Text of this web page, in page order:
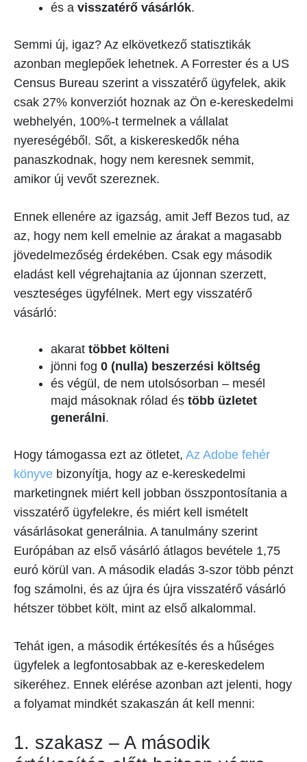
és a visszatérő vásárlók.
Semmi új, igaz? Az elkövetkező statisztikák
azonban meglepőek lehetnek. A Forrester és a US
Census Bureau szerint a visszatérő ügyfelek, akik
csak 27% konverziót hoznak az Ön e-kereskedelmi
webhelyén, 100%-t termelnek a vállalat
nyereségéből. Sőt, a kiskereskedők néha
panaszkodnak, hogy nem keresnek semmit,
amikor új vevőt szereznek.
Ennek ellenére az igazság, amit Jeff Bezos tud, az
az, hogy nem kell emelnie az árakat a magasabb
jövedelmezőség érdekében. Csak egy második
eladást kell végrehajtania az újonnan szerzett,
veszteséges ügyfélnek. Mert egy visszatérő
vásárló:
akarat többet költeni
jönni fog 0 (nulla) beszerzési költség
és végül, de nem utolsósorban – mesél
majd másoknak rólad és több üzletet
generálni.
Hogy támogassa ezt az ötletet, Az Adobe fehér
könyve bizonyítja, hogy az e-kereskedelmi
marketingnek miért kell jobban összpontosítania a
visszatérő ügyfelekre, és miért kell ismételt
vásárlásokat generálnia. A tanulmány szerint
Európában az első vásárló átlagos bevétele 1,75
euró körül van. A második eladás 3-szor több pénzt
fog számolni, és az újra és újra visszatérő vásárló
hétszer többet költ, mint az első alkalommal.
Tehát igen, a második értékesítés és a hűséges
ügyfelek a legfontosabbak az e-kereskedelem
sikeréhez. Ennek elérése azonban azt jelenti, hogy
a folyamat mindkét szakaszán át kell menni:
1. szakasz – A második